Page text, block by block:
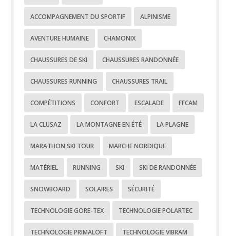
ACCOMPAGNEMENT DU SPORTIF ALPINISME
AVENTURE HUMAINE CHAMONIX
CHAUSSURES DE SKI CHAUSSURES RANDONNÉE
CHAUSSURES RUNNING CHAUSSURES TRAIL
COMPÉTITIONS CONFORT ESCALADE FFCAM
LA CLUSAZ LA MONTAGNE EN ÉTÉ LA PLAGNE
MARATHON SKI TOUR MARCHE NORDIQUE
MATÉRIEL RUNNING SKI SKI DE RANDONNÉE
SNOWBOARD SOLAIRES SÉCURITÉ
TECHNOLOGIE GORE-TEX TECHNOLOGIE POLARTEC
TECHNOLOGIE PRIMALOFT TECHNOLOGIE VIBRAM